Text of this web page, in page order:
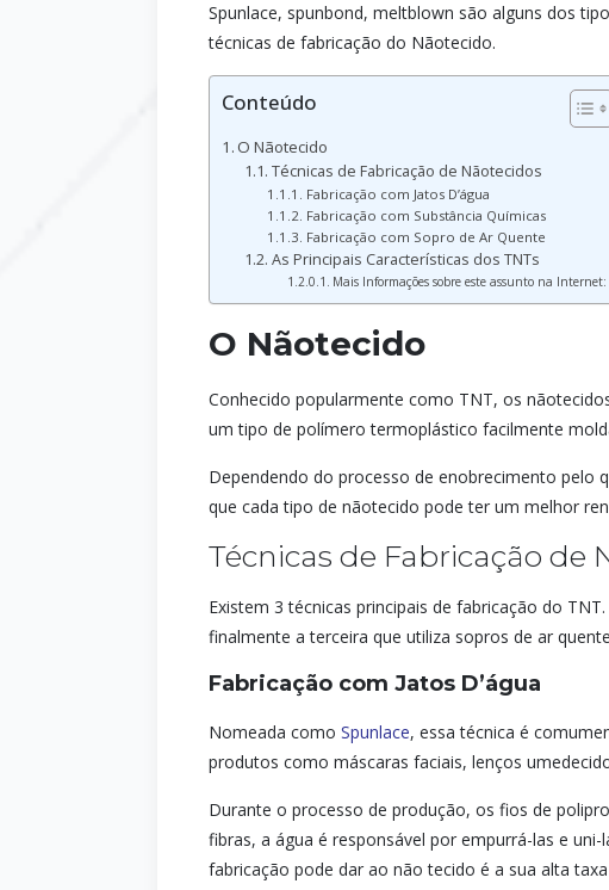
Spunlace, spunbond, meltblown são alguns dos
técnicas de fabricação do Nãotecido.
Conteúdo
O Nãotecido
Técnicas de Fabricação de Nãotecidos
Fabricação com Jatos D’água
Fabricação com Substância Químicas
Fabricação com Sopro de Ar Quente
As Principais Características dos TNTs
Mais Informações sobre este assunto na Internet:
O Nãotecido
Conhecido popularmente como TNT, os
um tipo de polímero termoplástico facilmente
Dependendo do processo de enobrecimento pelo
que cada tipo de nãotecido pode ter um melhor
Técnicas de Fabricação de
Existem 3 técnicas principais de fabricação do
finalmente a terceira que utiliza sopros de ar
Fabricação com Jatos D’água
Nomeada como Spunlace, essa técnica é
produtos como máscaras faciais, lenços
Durante o processo de produção, os fios de
fibras, a água é responsável por empurrá-las e
fabricação pode dar ao não tecido é a sua alta